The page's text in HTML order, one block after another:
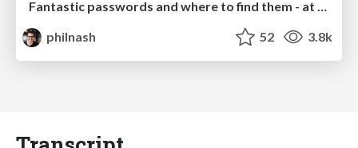
philnash
52 3.8k